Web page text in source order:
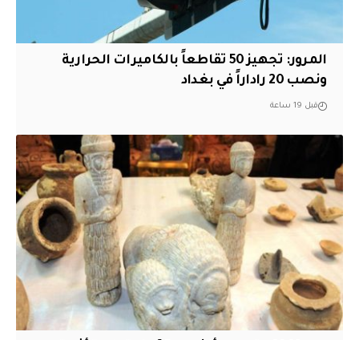
المرور: تجهيز 50 تقاطعاً بالكاميرات الحرارية
ونصب 20 راداراً في بغداد
قبل 19 ساعة